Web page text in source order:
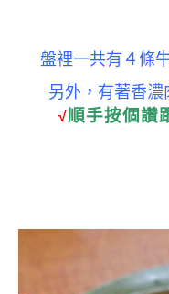
盤裡一共有４條
另外，有著香
√順手按個讚